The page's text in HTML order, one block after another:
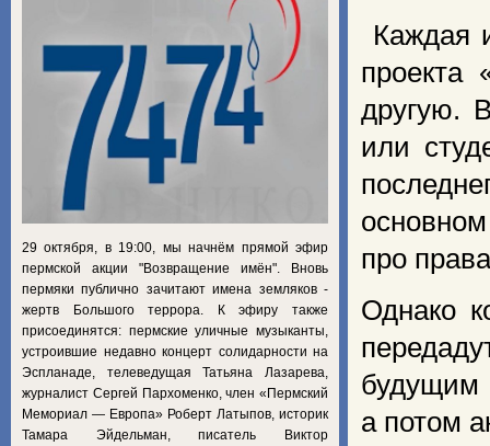
Каждая
другую.
или
про
Однако
будущим
а потом
29 октября, в 19:00, мы начнём прямой эфир
пермской акции "Возвращение имён". Вновь
пермяки публично зачитают имена земляков -
жертв Большого террора. К эфиру также
присоединятся: пермские уличные музыканты,
устроившие недавно концерт солидарности на
Эспланаде, телеведущая Татьяна Лазарева,
журналист Сергей Пархоменко, член «Пермский
Мемориал — Европа» Роберт Латыпов, историк
Тамара Эйдельман, писатель Виктор